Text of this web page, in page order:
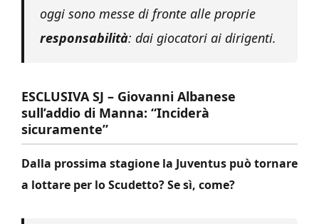
oggi sono messe di fronte alle proprie
responsabilità: dai giocatori ai dirigenti.
ESCLUSIVA SJ – Giovanni Albanese
sull’addio di Manna: “Inciderà
sicuramente”
Dalla prossima stagione la Juventus può tornare
a lottare per lo Scudetto? Se sì, come?